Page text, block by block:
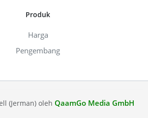
Produk
Harga
Pengembang
(Jerman) oleh QaamGo Media GmbH